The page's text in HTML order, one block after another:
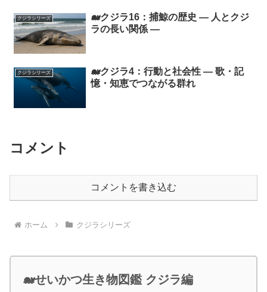
クジラシリーズ
🐋クジラ16：捕鯨の歴史 ― 人とクジ
ラの長い関係 ―
クジラシリーズ
🐋クジラ4：行動と社会性 ― 歌・記
憶・知恵でつながる群れ
コメント
コメントを書き込む
ホーム クジラシリーズ
🐋せいかつ生き物図鑑 クジラ編